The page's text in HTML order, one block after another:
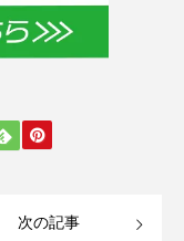
次の記事